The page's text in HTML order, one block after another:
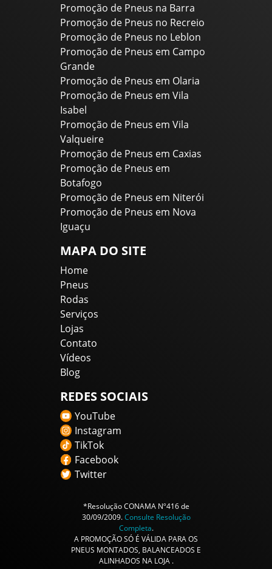
Promoção de Pneus na Barra
Promoção de Pneus no Recreio
Promoção de Pneus no Leblon
Promoção de Pneus em Campo
Grande
Promoção de Pneus em Olaria
Promoção de Pneus em Vila
Isabel
Promoção de Pneus em Vila
Valqueire
Promoção de Pneus em Caxias
Promoção de Pneus em
Botafogo
Promoção de Pneus em Niterói
Promoção de Pneus em Nova
Iguaçu
MAPA DO SITE
Home
Pneus
Rodas
Serviços
Lojas
Contato
Vídeos
Blog
REDES SOCIAIS
YouTube
Instagram
TikTok
Facebook
Twitter
*Resolução CONAMA Nº416 de
30/09/2009.Consulte Resolução
Completa.
A PROMOÇÃO SÓ É VÁLIDA PARA OS
PNEUS MONTADOS, BALANCEADOS E
ALINHADOS NA LOJA .